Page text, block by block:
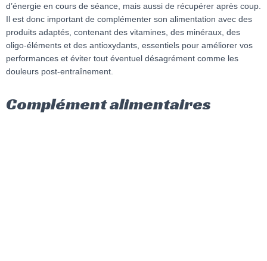
d’énergie en cours de séance, mais aussi de récupérer après coup.
Il est donc important de complémenter son alimentation avec des
produits adaptés, contenant des vitamines, des minéraux, des
oligo-éléments et des antioxydants, essentiels pour améliorer vos
performances et éviter tout éventuel désagrément comme les
douleurs post-entraînement.
Complément alimentaires